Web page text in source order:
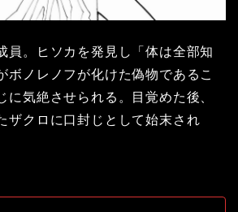
員。ヒソカを発見し「体は全部知
ボノレノフが化けた偽物であるこ
に気絶させられる。目覚めた後、
ザクロに口封じとして始末され